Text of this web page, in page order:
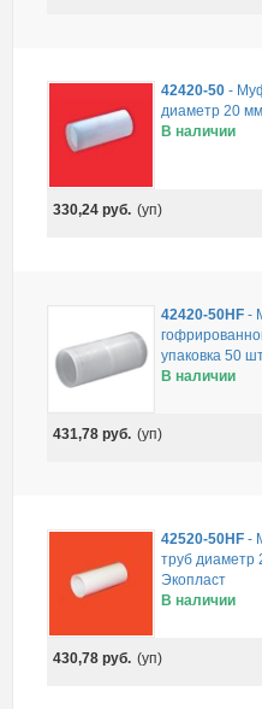
42420-50-
диаметр 20
В наличии
330,24 руб. (уп)
42420-50HF-
упаковка 50
В наличии
431,78 руб. (уп)
42520-50HF-
труб диаметр
Экопласт
В наличии
430,78 руб. (уп)